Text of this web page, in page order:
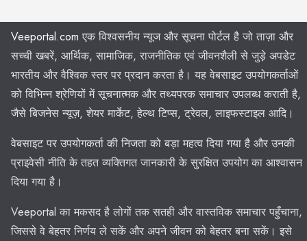
Veeportal.com एक विश्वसनीय न्यूज और सूचना पोर्टल है जो ताज़ा और
सच्ची खबरें, आर्थिक, सामाजिक, राजनीतिक एवं जीवनशैली से जुड़े अपडेट
भारतीय और वैश्विक स्तर पर प्रदान करता है। यह वेबसाइट उपयोगकर्ताओं
को विभिन्न श्रेणियों में सूचनात्मक और तथ्यपरक समाचार उपलब्ध कराती है,
जैसे बिजनेस न्यूज़, शेयर मार्केट, हेल्थ टिप्स, ट्रेवल, लाइफस्टाइल आदि।
वेबसाइट पर उपयोगकर्ता की निजता को बड़ा महत्व दिया गया है और उनकी
प्राइवेसी नीति के तहत व्यक्तिगत जानकारी के सुरक्षित उपयोग का आश्वासन
दिया गया है।
Veeportal का मकसद है लोगों तक सतही और वास्तविक समाचार पहुँचाना,
जिससे वे बेहतर निर्णय ले सकें और अपने जीवन को बेहतर बना सकें। इसे